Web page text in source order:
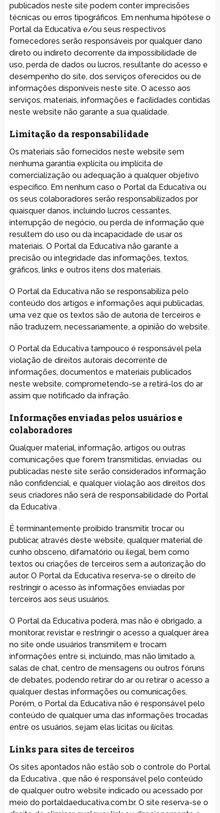
publicados neste site podem conter imprecisões
técnicas ou erros tipográficos. Em nenhuma hipótese o
Portal da Educativa e/ou seus respectivos
fornecedores serão responsáveis por qualquer dano
direto ou indireto decorrente da impossibilidade de
uso, perda de dados ou lucros, resultante do acesso e
desempenho do site, dos serviços oferecidos ou de
informações disponíveis neste site. O acesso aos
serviços, materiais, informações e facilidades contidas
neste website não garante a sua qualidade.
Limitação da responsabilidade
Os materiais são fornecidos neste website sem
nenhuma garantia explícita ou implícita de
comercialização ou adequação a qualquer objetivo
específico. Em nenhum caso o Portal da Educativa ou
os seus colaboradores serão responsabilizados por
quaisquer danos, incluindo lucros cessantes,
interrupção de negócio, ou perda de informação que
resultem do uso ou da incapacidade de usar os
materiais. O Portal da Educativa não garante a
precisão ou integridade das informações, textos,
gráficos, links e outros itens dos materiais.
O Portal da Educativa não se responsabiliza pelo
conteúdo dos artigos e informações aqui publicadas,
uma vez que os textos são de autoria de terceiros e
não traduzem, necessariamente, a opinião do website.
O Portal da Educativa tampouco é responsável pela
violação de direitos autorais decorrente de
informações, documentos e materiais publicados
neste website, comprometendo-se a retirá-los do ar
assim que notificado da infração.
Informações enviadas pelos usuários e
colaboradores
Qualquer material, informação, artigos ou outras
comunicações que forem transmitidas, enviadas ou
publicadas neste site serão considerados informação
não confidencial, e qualquer violação aos direitos dos
seus criadores não será de responsabilidade do Portal
da Educativa .
É terminantemente proibido transmitir, trocar ou
publicar, através deste website, qualquer material de
cunho obsceno, difamatório ou ilegal, bem como
textos ou criações de terceiros sem a autorização do
autor. O Portal da Educativa reserva-se o direito de
restringir o acesso às informações enviadas por
terceiros aos seus usuários.
O Portal da Educativa poderá, mas não é obrigado, a
monitorar, revistar e restringir o acesso a qualquer área
no site onde usuários transmitem e trocam
informações entre si, incluindo, mas não limitado a,
salas de chat, centro de mensagens ou outros fóruns
de debates, podendo retirar do ar ou retirar o acesso a
qualquer destas informações ou comunicações.
Porém, o Portal da Educativa não é responsável pelo
conteúdo de qualquer uma das informações trocadas
entre os usuários, sejam elas lícitas ou ilícitas.
Links para sites de terceiros
Os sites apontados não estão sob o controle do Portal
da Educativa , que não é responsável pelo conteúdo
de qualquer outro website indicado ou acessado por
meio do portaldaeducativa.com.br. O site reserva-se o